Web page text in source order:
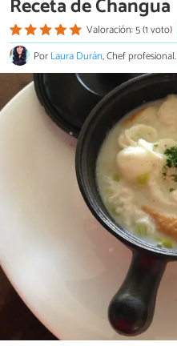
Receta de Changua
Valoración: 5 (1 voto)
PorLaura Durán, Chef profesional.